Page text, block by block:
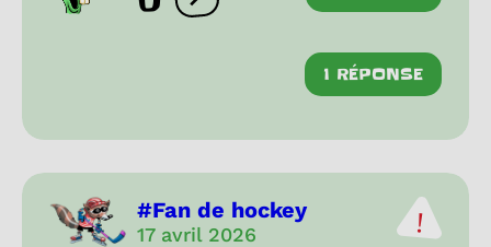
Ouvrir les réactions
1 RÉPONSE
#Fan de hockey
17 avril 2026